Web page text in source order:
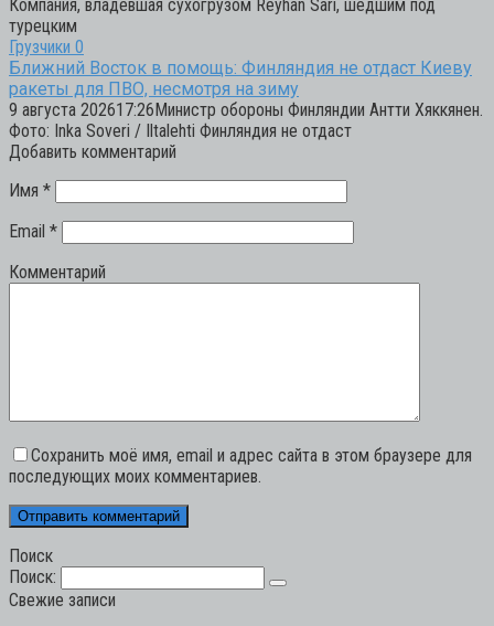
Компания, владевшая сухогрузом Reyhan Sarı, шедшим под
турецким
Грузчики 0
Ближний Восток в помощь: Финляндия не отдаст Киеву
ракеты для ПВО, несмотря на зиму
9 августа 202617:26Министр обороны Финляндии Антти Хяккянен.
Фото: Inka Soveri / Iltalehti Финляндия не отдаст
Добавить комментарий
Имя *
Email *
Комментарий
Сохранить моё имя, email и адрес сайта в этом браузере для
последующих моих комментариев.
Поиск
Поиск:
Свежие записи